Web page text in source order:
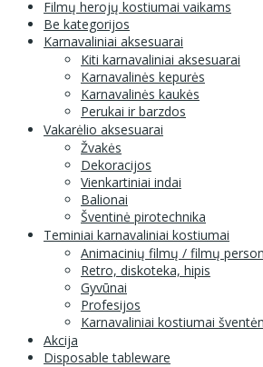
Filmų herojų kostiumai vaikams
Be kategorijos
Karnavaliniai aksesuarai
Kiti karnavaliniai aksesuarai
Karnavalinės kepurės
Karnavalinės kaukės
Perukai ir barzdos
Vakarėlio aksesuarai
Žvakės
Dekoracijos
Vienkartiniai indai
Balionai
Šventinė pirotechnika
Teminiai karnavaliniai kostiumai
Animacinių filmų / filmų
Retro, diskoteka, hipis
Gyvūnai
Profesijos
Karnavaliniai kostiumai
Akcija
Disposable tableware